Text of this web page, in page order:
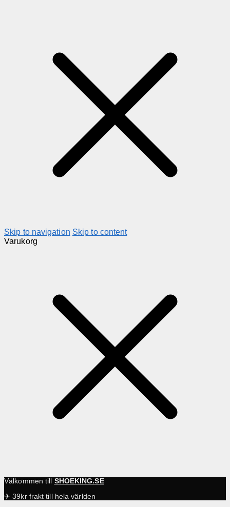
Skip to navigation Skip to content
Varukorg
Välkommen till SHOEKING.SE
✈ 39kr frakt till hela världen